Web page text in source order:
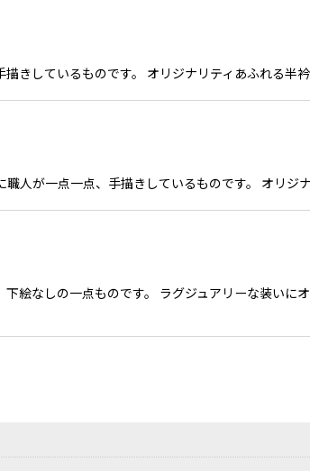
しているものです。 オリジナリティあふれる半衿
が一点一点、手描きしているものです。 オリジナ
なしの一点ものです。 ラグジュアリーな装いに